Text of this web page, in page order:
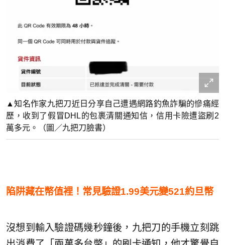
▲知名作家九把刀近日分享自己遭遇網路釣魚詐騙的慘痛經
歷，收到了假冒DHL的包裹清關通知信，信用卡險遭盜刷2
萬多元。（圖／九把刀臉書）
陷阱藏在幣值裡！常見驗證1.99美元變521約旦幣
沒想到輸入驗證碼幾秒鐘後，九把刀的手機立刻跳